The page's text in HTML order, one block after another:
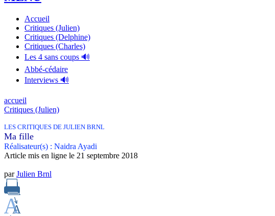
Accueil
Critiques (Julien)
Critiques (Delphine)
Critiques (Charles)
Les 4 sans coups 🔊
Abbé-cédaire
Interviews 🔊
accueil
Critiques (Julien)
LES CRITIQUES DE JULIEN BRNL
Ma fille
Réalisateur(s) : Naidra Ayadi
Article mis en ligne le 21 septembre 2018
parJulien Brnl